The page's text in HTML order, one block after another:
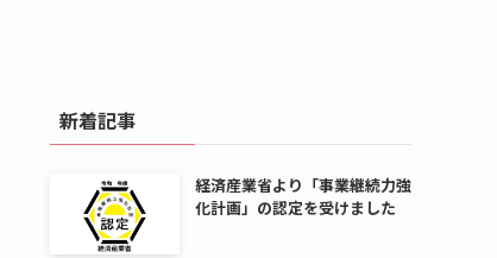
新着記事
経済産業省より「事業継続力強
化計画」の認定を受けました